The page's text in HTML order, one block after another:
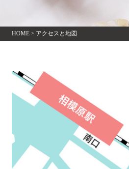
HOME> アクセスと地図